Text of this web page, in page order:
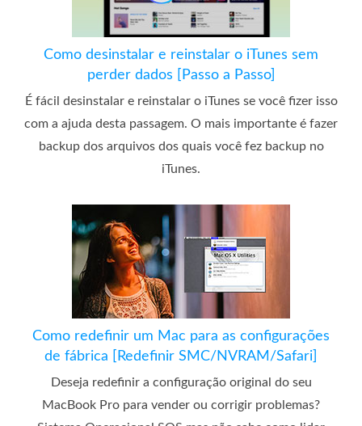
Como desinstalar e reinstalar o iTunes sem
perder dados [Passo a Passo]
É fácil desinstalar e reinstalar o iTunes se você fizer isso
com a ajuda desta passagem. O mais importante é fazer
backup dos arquivos dos quais você fez backup no
iTunes.
Como redefinir um Mac para as configurações
de fábrica [Redefinir SMC/NVRAM/Safari]
Deseja redefinir a configuração original do seu
MacBook Pro para vender ou corrigir problemas?